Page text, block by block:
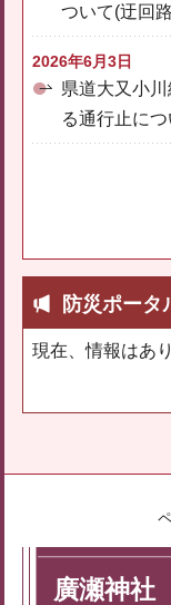
ついて(迂回
2026年6月3日
県道大又小
る通行止につ
防災ポータ
現在、情報はあ
廣瀬神社